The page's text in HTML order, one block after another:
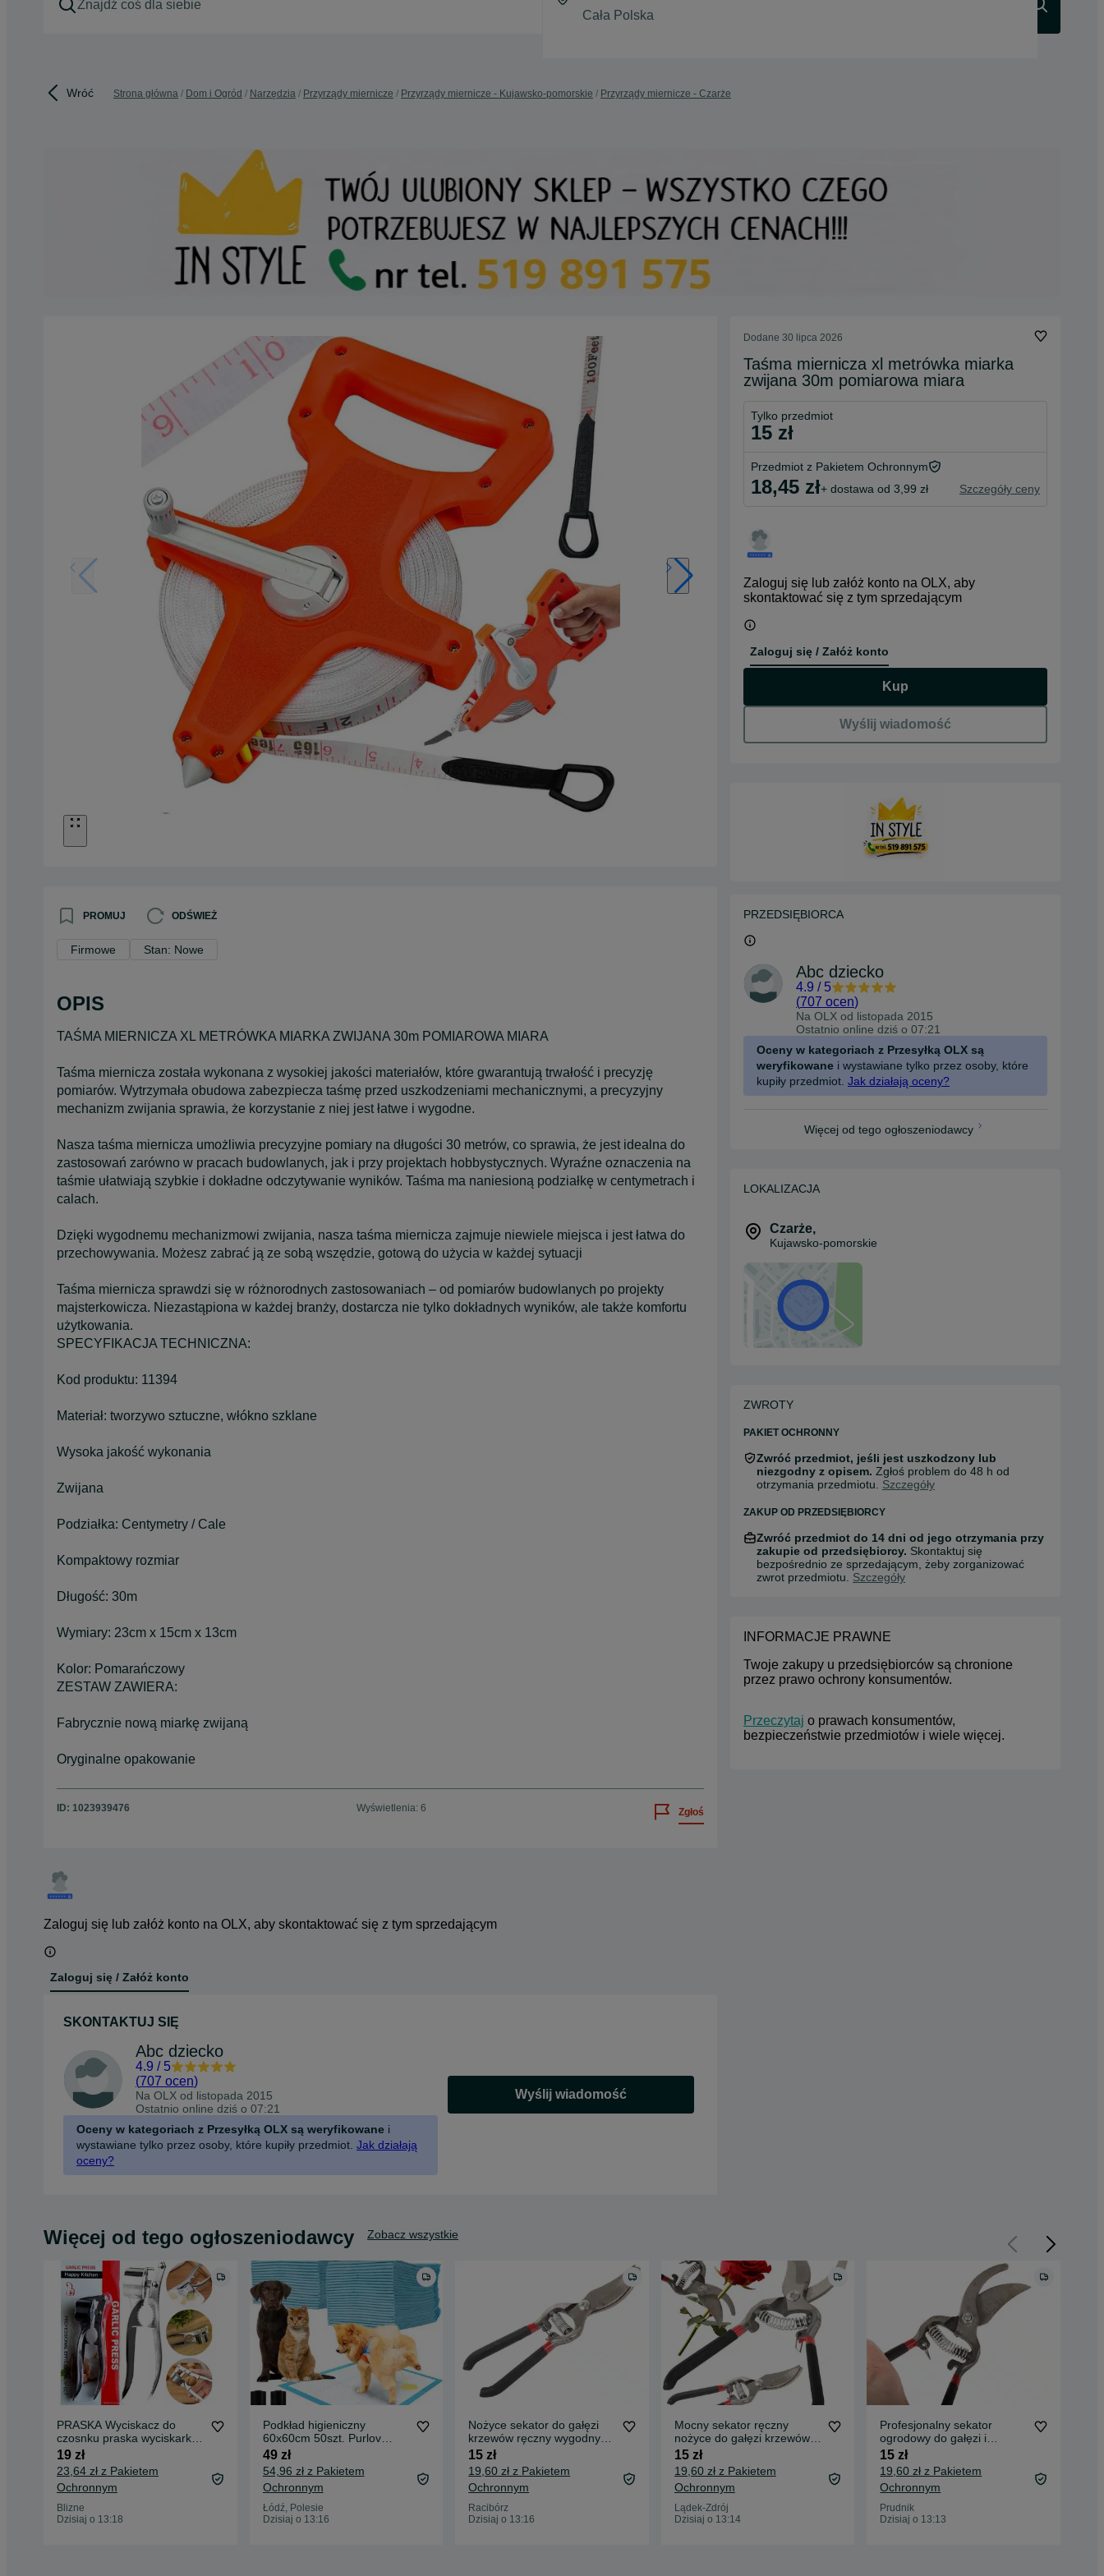
Wróć Strona główna Dom i Ogród Narzędzia Przyrządy miernicze Przyrządy miernicze - Kujawsko-pomorskie Przyrządy miernicze - Czarże
PROMUJ ODŚWIEŻ
Firmowe Stan: Nowe
OPIS
TAŚMA MIERNICZA XL METRÓWKA MIARKA ZWIJANA 30m POMIAROWA MIARA
Taśma miernicza została wykonana z wysokiej jakości materiałów, które gwarantują trwałość i precyzję
pomiarów. Wytrzymała obudowa zabezpiecza taśmę przed uszkodzeniami mechanicznymi, a precyzyjny
mechanizm zwijania sprawia, że korzystanie z niej jest łatwe i wygodne.
Nasza taśma miernicza umożliwia precyzyjne pomiary na długości 30 metrów, co sprawia, że jest idealna do
zastosowań zarówno w pracach budowlanych, jak i przy projektach hobbystycznych. Wyraźne oznaczenia na
taśmie ułatwiają szybkie i dokładne odczytywanie wyników. Taśma ma naniesioną podziałkę w centymetrach i
calach.
Dzięki wygodnemu mechanizmowi zwijania, nasza taśma miernicza zajmuje niewiele miejsca i jest łatwa do
przechowywania. Możesz zabrać ją ze sobą wszędzie, gotową do użycia w każdej sytuacji
Taśma miernicza sprawdzi się w różnorodnych zastosowaniach – od pomiarów budowlanych po projekty
majsterkowicza. Niezastąpiona w każdej branży, dostarcza nie tylko dokładnych wyników, ale także komfortu
użytkowania.
SPECYFIKACJA TECHNICZNA:
Kod produktu: 11394
Materiał: tworzywo sztuczne, włókno szklane
Wysoka jakość wykonania
Zwijana
Podziałka: Centymetry / Cale
Kompaktowy rozmiar
Długość: 30m
Wymiary: 23cm x 15cm x 13cm
Kolor: Pomarańczowy
ZESTAW ZAWIERA:
Fabrycznie nową miarkę zwijaną
Oryginalne opakowanie
ID: 1023939476 Wyświetlenia: 6 Zgłoś
Zaloguj się lub załóż konto na OLX, aby skontaktować się z tym sprzedającym
Zaloguj się / Załóż konto
SKONTAKTUJ SIĘ
Abc dziecko
4.9 / 5
(707 ocen)
Na OLX od listopada 2015
Ostatnio online dziś o 07:21
Oceny w kategoriach z Przesyłką OLX są weryfikowane i
wystawiane tylko przez osoby, które kupiły przedmiot. Jak działają
oceny?
Wyślij wiadomość
Dodane 30 lipca 2026
Taśma miernicza xl metrówka miarka
zwijana 30m pomiarowa miara
Tylko przedmiot
15 zł
Przedmiot z Pakietem Ochronnym
18,45 zł+ dostawa od 3,99 zł Szczegóły ceny
Zaloguj się lub załóż konto na OLX, aby
skontaktować się z tym sprzedającym
Zaloguj się / Załóż konto
Kup
Wyślij wiadomość
PRZEDSIĘBIORCA
Abc dziecko
4.9 / 5
(707 ocen)
Na OLX od listopada 2015
Ostatnio online dziś o 07:21
Oceny w kategoriach z Przesyłką OLX są
weryfikowane i wystawiane tylko przez osoby, które
kupiły przedmiot. Jak działają oceny?
Więcej od tego ogłoszeniodawcy
LOKALIZACJA
Czarże,
Kujawsko-pomorskie
ZWROTY
PAKIET OCHRONNY
Zwróć przedmiot, jeśli jest uszkodzony lub
niezgodny z opisem. Zgłoś problem do 48 h od
otrzymania przedmiotu. Szczegóły
ZAKUP OD PRZEDSIĘBIORCY
Zwróć przedmiot do 14 dni od jego otrzymania przy
zakupie od przedsiębiorcy. Skontaktuj się
bezpośrednio ze sprzedającym, żeby zorganizować
zwrot przedmiotu. Szczegóły
INFORMACJE PRAWNE
Twoje zakupy u przedsiębiorców są chronione
przez prawo ochrony konsumentów.
Przeczytaj o prawach konsumentów,
bezpieczeństwie przedmiotów i wiele więcej.
Więcej od tego ogłoszeniodawcy Zobacz wszystkie
PRASKA Wyciskacz do
czosnku praska wyciskarka
dziadek do orzechów
19 zł
23,64 zł z Pakietem
Ochronnym
Blizne
Dzisiaj o 13:18
Podkład higieniczny
60x60cm 50szt. Purlov
21600
49 zł
54,96 zł z Pakietem
Ochronnym
Łódź, Polesie
Dzisiaj o 13:16
Nożyce sekator do gałęzi
krzewów ręczny wygodny
uchwyt
15 zł
19,60 zł z Pakietem
Ochronnym
Racibórz
Dzisiaj o 13:16
Mocny sekator ręczny
nożyce do gałęzi krzewów
ogrodowych
15 zł
19,60 zł z Pakietem
Ochronnym
Lądek-Zdrój
Dzisiaj o 13:14
Profesjonalny sekator
ogrodowy do gałęzi i
krzewów ręczny
15 zł
19,60 zł z Pakietem
Ochronnym
Prudnik
Dzisiaj o 13:13